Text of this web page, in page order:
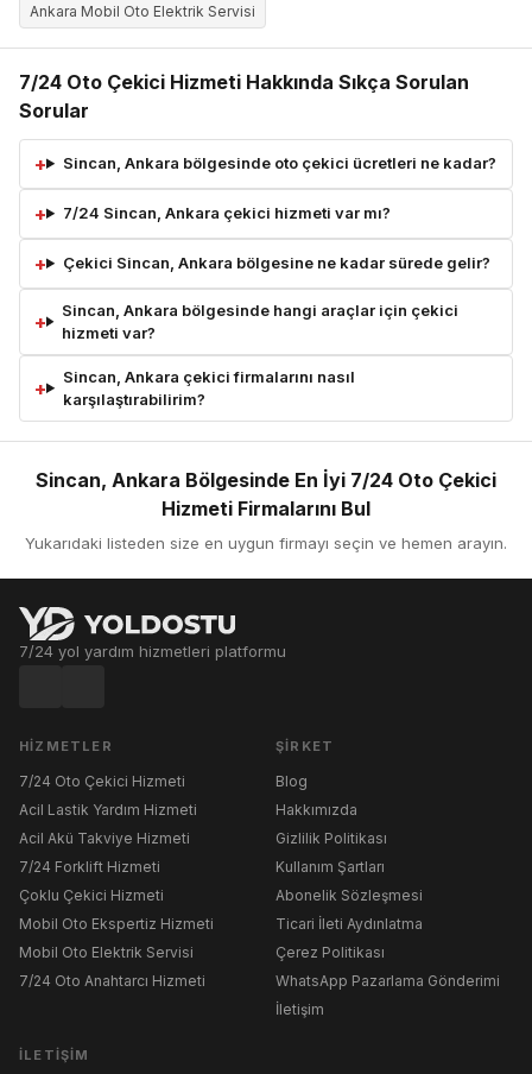
Ankara Mobil Oto Elektrik Servisi
7/24 Oto Çekici Hizmeti Hakkında Sıkça Sorulan
Sorular
Sincan, Ankara bölgesinde oto çekici ücretleri ne kadar?
7/24 Sincan, Ankara çekici hizmeti var mı?
Çekici Sincan, Ankara bölgesine ne kadar sürede gelir?
Sincan, Ankara bölgesinde hangi araçlar için çekici
hizmeti var?
Sincan, Ankara çekici firmalarını nasıl
karşılaştırabilirim?
Sincan, Ankara Bölgesinde En İyi 7/24 Oto Çekici
Hizmeti Firmalarını Bul
Yukarıdaki listeden size en uygun firmayı seçin ve hemen arayın.
7/24 yol yardım hizmetleri platformu
HIZMETLER
7/24 Oto Çekici Hizmeti
Acil Lastik Yardım Hizmeti
Acil Akü Takviye Hizmeti
7/24 Forklift Hizmeti
Çoklu Çekici Hizmeti
Mobil Oto Ekspertiz Hizmeti
Mobil Oto Elektrik Servisi
7/24 Oto Anahtarcı Hizmeti
ŞIRKET
Blog
Hakkımızda
Gizlilik Politikası
Kullanım Şartları
Abonelik Sözleşmesi
Ticari İleti Aydınlatma
Çerez Politikası
WhatsApp Pazarlama Gönderimi
İletişim
İLETIŞIM